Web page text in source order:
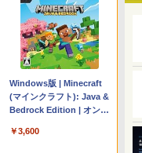
FMV ノートパソコン
WE1-K3 (MS 365
Personal/Copilotキー搭
i5/16GB/SSD 512GB/ホ
￥139,880
Windows版 | Minecraft
(マインクラフト): Java &
Bedrock Edition | オンラ
￥3,600